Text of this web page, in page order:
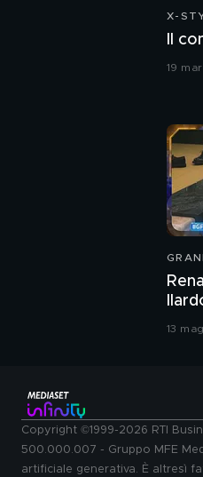
X-
Il
19
13
Copyright ©1999-2026 RTI
500.000.007 - Gruppo MFE
artificiale generativa. È altresì